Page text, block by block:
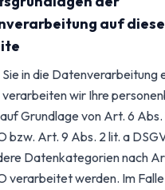
auf
in die Datenverarbeitung
verarbeiten wir Ihre
Grundlage von Art. 6 Abs.
bzw. Art. 9 Abs. 2 lit. a
Datenkategorien nach
verarbeitet werden. Im